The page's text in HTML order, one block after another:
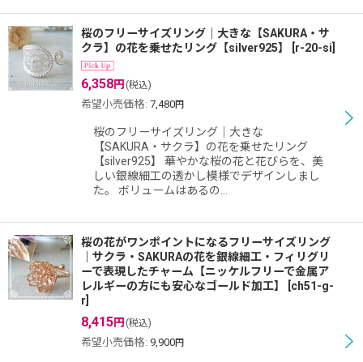
桜のフリーサイズリング｜大きな【SAKURA・サ
クラ】の花を乗せたリング【silver925】
r-20-si
6,358円 (税込)
希望小売価格: 7,480円
桜のフリーサイズリング｜大きな
【SAKURA・サクラ】の花を乗せたリング
【silver925】 華やかな桜の花と花びらを、美
しい銀線細工の透かし模様でデザインしまし
た。 ボリュームはあるの…
桜の花がワンポイントになるフリーサイズリング
｜サクラ・SAKURAの花を銀線細工・フィリグリ
ーで表現したチャーム【ニッケルフリーで金属ア
レルギーの方にも安心なゴールド加工】
ch51-g-
r
8,415円 (税込)
希望小売価格: 9,900円